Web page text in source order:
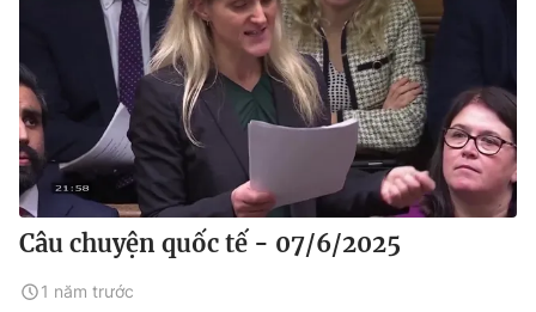
Câu chuyện quốc tế - 07/6/2025
1 năm trước